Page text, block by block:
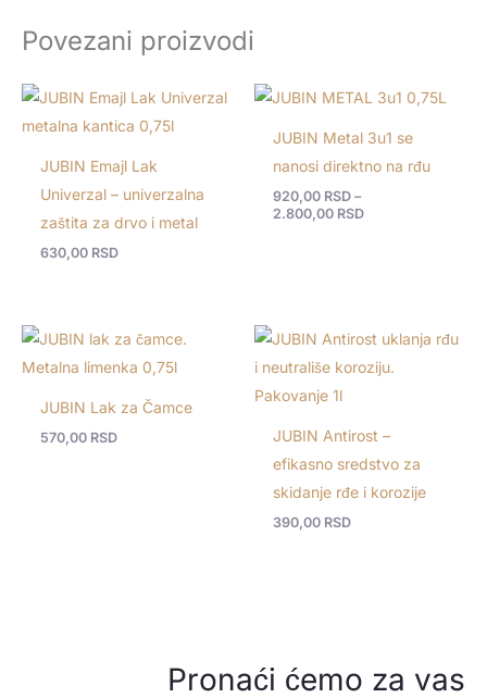
Povezani proizvodi
JUBIN Emajl Lak
Univerzal – univerzalna
zaštita za drvo i metal
630,00 RSD
JUBIN Metal 3u1 se
nanosi direktno na rđu
920,00 RSD –
2.800,00 RSD
Raspon
cena:
920,00 RSD
do
JUBIN Lak za Čamce
570,00 RSD
JUBIN Antirost –
efikasno sredstvo za
skidanje rđe i korozije
390,00 RSD
Pronaći ćemo za vas